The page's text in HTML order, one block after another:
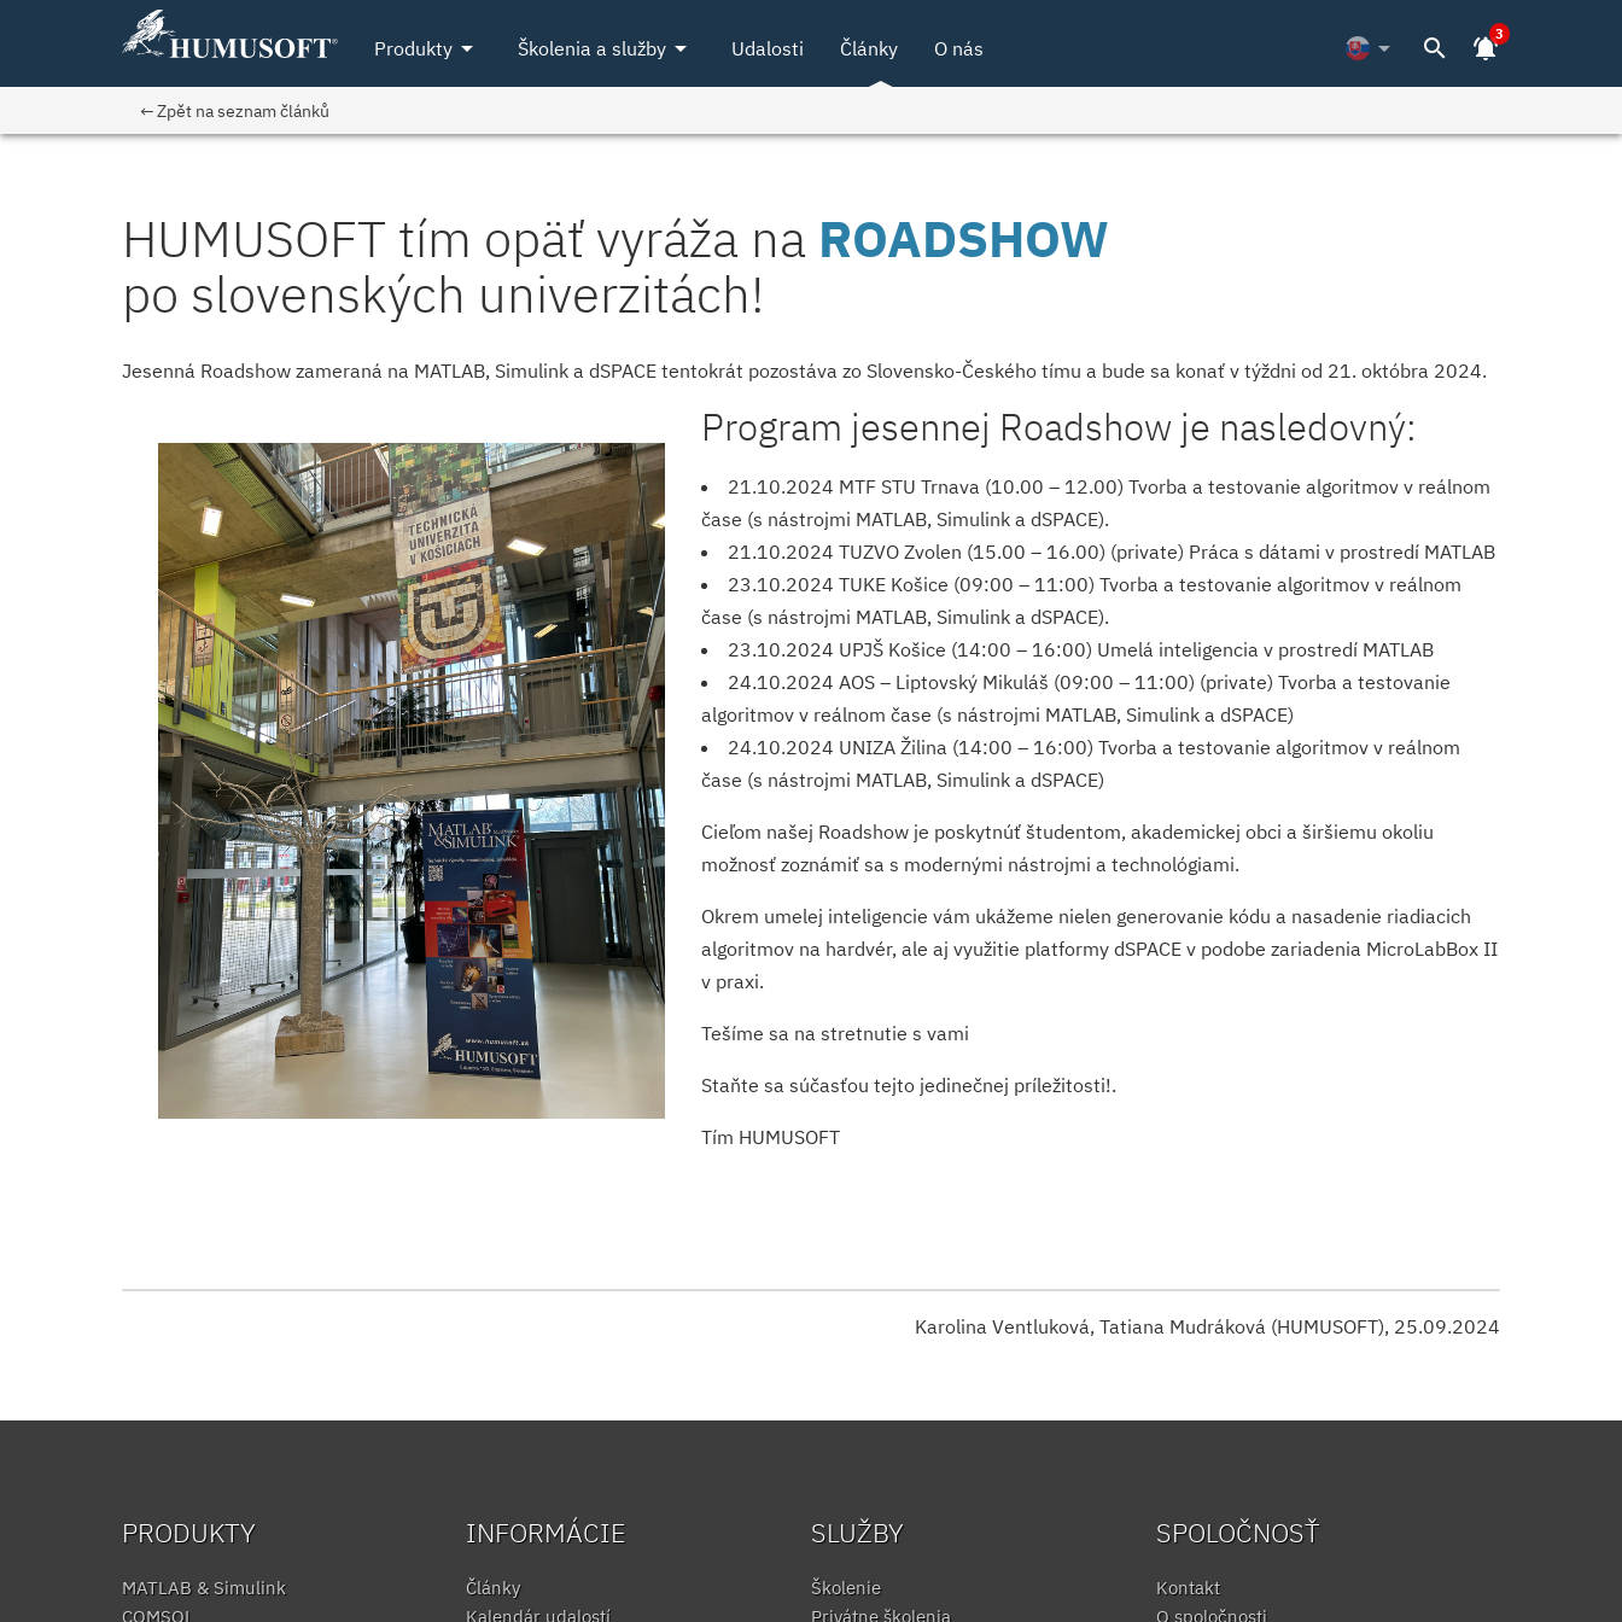
Produktyarrow_drop_down Školenia a službyarrow_drop_down Udalosti Články O nás arrow_drop_down search notifications_active3
← Zpět na seznam článků
HUMUSOFT tím opäť vyráža na ROADSHOW
po slovenských univerzitách!
Jesenná Roadshow zameraná na MATLAB, Simulink a dSPACE tentokrát pozostáva zo Slovensko-Českého tímu a bude sa konať v týždni od 21. októbra 2024.
Program jesennej Roadshow je nasledovný:
21.10.2024 MTF STU Trnava (10.00 – 12.00) Tvorba a testovanie algoritmov v reálnom
čase (s nástrojmi MATLAB, Simulink a dSPACE).
21.10.2024 TUZVO Zvolen (15.00 – 16.00) (private) Práca s dátami v prostredí MATLAB
23.10.2024 TUKE Košice (09:00 – 11:00) Tvorba a testovanie algoritmov v reálnom
čase (s nástrojmi MATLAB, Simulink a dSPACE).
23.10.2024 UPJŠ Košice (14:00 – 16:00) Umelá inteligencia v prostredí MATLAB
24.10.2024 AOS – Liptovský Mikuláš (09:00 – 11:00) (private) Tvorba a testovanie
algoritmov v reálnom čase (s nástrojmi MATLAB, Simulink a dSPACE)
24.10.2024 UNIZA Žilina (14:00 – 16:00) Tvorba a testovanie algoritmov v reálnom
čase (s nástrojmi MATLAB, Simulink a dSPACE)
Cieľom našej Roadshow je poskytnúť študentom, akademickej obci a širšiemu okoliu
možnosť zoznámiť sa s modernými nástrojmi a technológiami.
Okrem umelej inteligencie vám ukážeme nielen generovanie kódu a nasadenie riadiacich
algoritmov na hardvér, ale aj využitie platformy dSPACE v podobe zariadenia MicroLabBox II
v praxi.
Tešíme sa na stretnutie s vami
Staňte sa súčasťou tejto jedinečnej príležitosti!.
Tím HUMUSOFT
Karolina Ventluková, Tatiana Mudráková (HUMUSOFT), 25.09.2024
PRODUKTY
MATLAB & Simulink
COMSOL
INFORMÁCIE
Články
Kalendár udalostí
SLUŽBY
Školenie
Privátne školenia
SPOLOČNOSŤ
Kontakt
O spoločnosti